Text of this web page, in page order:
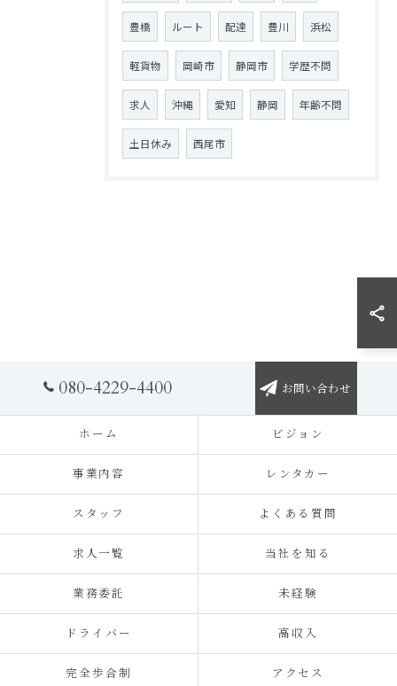
豊橋 ルート 配達 豊川 浜松
軽貨物 岡崎市 静岡市 学歴不問
求人 沖縄 愛知 静岡 年齢不問
土日休み 西尾市
080-4229-4400 お問い合わせ
ホーム ビジョン
事業内容 レンタカー
スタッフ よくある質問
求人一覧 当社を知る
業務委託 未経験
ドライバー 高収入
完全歩合制 アクセス